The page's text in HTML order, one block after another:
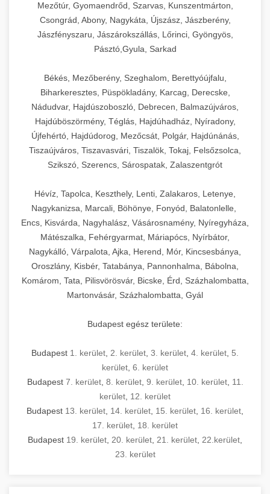
Mezőtúr, Gyomaendrőd, Szarvas, Kunszentmárton,
Csongrád, Abony, Nagykáta, Újszász, Jászberény,
Jászfényszaru, Jászárokszállás, Lőrinci, Gyöngyös,
Pásztó,Gyula, Sarkad
Békés, Mezőberény, Szeghalom, Berettyóújfalu,
Biharkeresztes, Püspökladány, Karcag, Derecske,
Nádudvar, Hajdúszoboszló, Debrecen, Balmazújváros,
Hajdúböszörmény, Téglás, Hajdúhadház, Nyíradony,
Újfehértó, Hajdúdorog, Mezőcsát, Polgár, Hajdúnánás,
Tiszaújváros, Tiszavasvári, Tiszalök, Tokaj, Felsőzsolca,
Szikszó, Szerencs, Sárospatak, Zalaszentgrót
Hévíz, Tapolca, Keszthely, Lenti, Zalakaros, Letenye,
Nagykanizsa, Marcali, Böhönye, Fonyód, Balatonlelle,
Encs, Kisvárda, Nagyhalász, Vásárosnamény, Nyíregyháza,
Mátészalka, Fehérgyarmat, Máriapócs, Nyírbátor,
Nagykálló, Várpalota, Ajka, Herend, Mór, Kincsesbánya,
Oroszlány, Kisbér, Tatabánya, Pannonhalma, Bábolna,
Komárom, Tata, Pilisvörösvár, Bicske, Érd, Százhalombatta,
Martonvásár, Százhalombatta, Gyál
Budapest egész területe:
Budapest 1. kerület 2. kerület 3. kerület 4. kerület 5.
kerület 6. kerület
Budapest 7. kerület, 8. kerület, 9. kerület, 10. kerület, 11.
kerület 12. kerület
Budapest 13. kerület 14. kerület 15. kerület 16. kerület
17. kerület 18. kerület
Budapest 19. kerület 20. kerület 21. kerület 22.kerület
23. kerület